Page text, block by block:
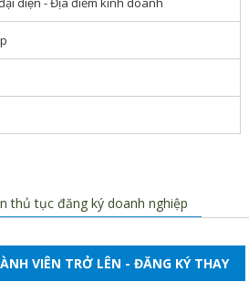
thủ tục đăng ký doanh nghiệp
VIÊN TRỞ LÊN - ĐĂNG KÝ THAY